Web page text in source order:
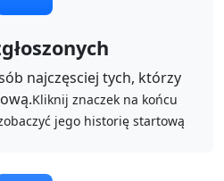
najczęsciej tych, którzy
Kliknij znaczek na końcu
jego historię startową